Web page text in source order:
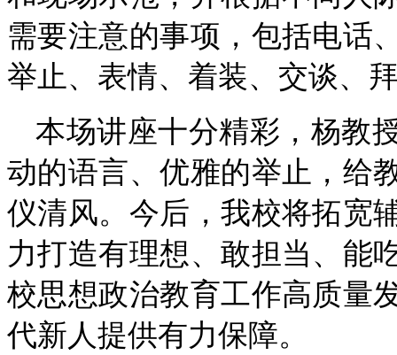
需要注意的事项，包括电话
举止、表情、着装、交谈、
本场讲座十分精彩，杨教
动的语言、优雅的举止，给
仪清风。今后，我校将拓宽
力打造有理想、敢担当、能
校思想政治教育工作高质量
代新人提供有力保障。